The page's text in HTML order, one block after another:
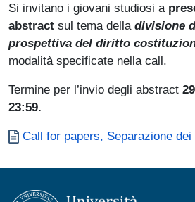
Si invitano i giovani studiosi a
abstract sul tema della divisione
prospettiva del diritto
modalità specificate nella call.
Termine per l’invio degli abstract
23:59.
Documento
Call for papers, Separazione